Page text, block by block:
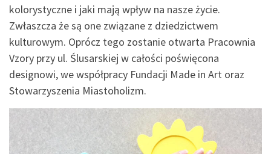
kolorystyczne i jaki mają wpływ na nasze życie.
Zwłaszcza że są one związane z dziedzictwem
kulturowym. Oprócz tego zostanie otwarta Pracownia
Vzory przy ul. Ślusarskiej w całości poświęcona
designowi, we współpracy Fundacji Made in Art oraz
Stowarzyszenia Miastoholizm.